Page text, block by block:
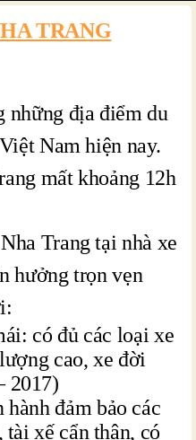
TRANG
những địa điểm du
Nam hiện nay.
mất khoảng 12h
Trang tại nhà xe
hưởng trọn vẹn
có đủ các loại xe
cao, xe đời
2017)
hành đảm bảo các
tài xế cẩn thận, có